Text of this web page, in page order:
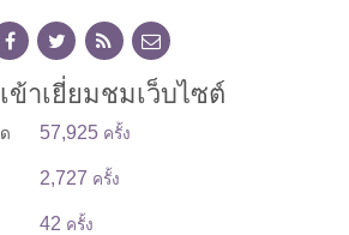
ข้าเยี่ยมชมเว็บไซต์
57,925 ครั้ง
2,727 ครั้ง
42 ครั้ง